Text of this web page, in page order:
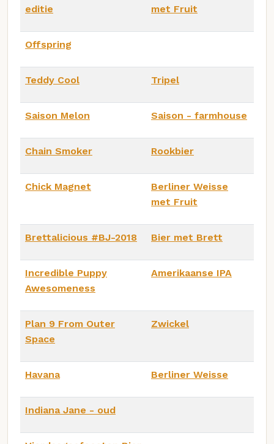
editie
met Fruit
Offspring
Teddy Cool Tripel
Saison Melon Saison - farmhouse
Chain Smoker Rookbier
Chick Magnet
Berliner Weisse
met Fruit
Brettalicious #BJ-2018 Bier met Brett
Incredible Puppy
Awesomeness
Amerikaanse IPA
Plan 9 From Outer
Space
Zwickel
Havana Berliner Weisse
Indiana Jane - oud